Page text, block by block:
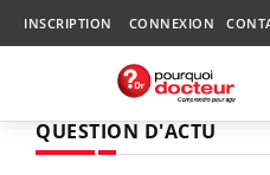
INSCRIPTION CONNEXION
QUESTION D'ACTU